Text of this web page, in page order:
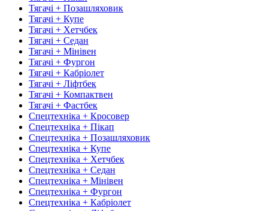
Тягачі + Позашляховик
Тягачі + Купе
Тягачі + Хетчбек
Тягачі + Седан
Тягачі + Мінівен
Тягачі + Фургон
Тягачі + Кабріолет
Тягачі + Ліфтбек
Тягачі + Компактвен
Тягачі + Фастбек
Спецтехніка + Кросовер
Спецтехніка + Пікап
Спецтехніка + Позашляховик
Спецтехніка + Купе
Спецтехніка + Хетчбек
Спецтехніка + Седан
Спецтехніка + Мінівен
Спецтехніка + Фургон
Спецтехніка + Кабріолет